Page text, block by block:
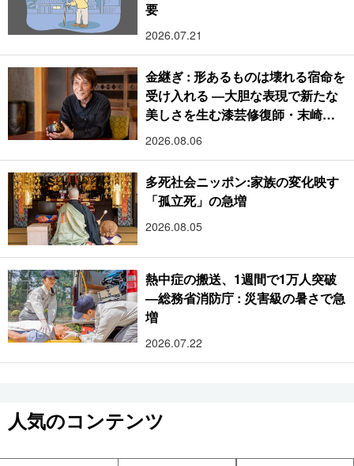
要
2026.07.21
金継ぎ : 形あるものは壊れる宿命を
受け入れる ―大胆な表現で新たな
美しさを生む漆芸修復師・末崎広
樹
2026.08.06
多死社会ニッポン:家族の変化映す
「孤立死」の急増
2026.08.05
熱中症の搬送、1週間で1万人突破
―総務省消防庁 : 災害級の暑さで急
増
2026.07.22
人気のコンテンツ